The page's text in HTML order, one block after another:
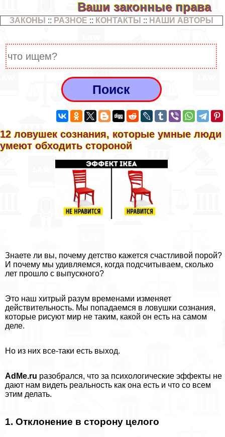
Ваши законные права
ЗАКОНЫ :: РАЗНОЕ :: КОНТАКТЫ :: НАШИ АВТОРЫ
12 ловушек сознания, которые умные люди
умеют обходить стороной
Знаете ли вы, почему детство кажется счастливой порой?
И почему мы удивляемся, когда подсчитываем, сколько
лет прошло с выпускного?
Это наш хитрый разум временами изменяет
действительность. Мы попадаемся в ловушки сознания,
которые рисуют мир не таким, какой он есть на самом
деле.
Но из них все-таки есть выход.
AdMe.ru разобрался, что за психологические эффекты не
дают нам видеть реальность как она есть и что со всем
этим делать.
1. Отклонение в сторону целого